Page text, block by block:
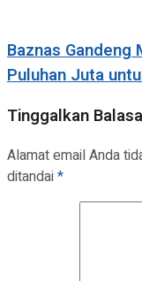
Baznas Gandeng
Puluhan Juta
Tinggalkan
Alamat email Anda
ditandai*